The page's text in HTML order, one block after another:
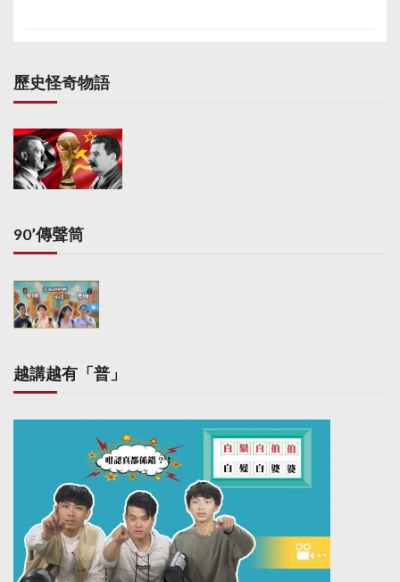
歷史怪奇物語
90’傳聲筒
越講越有「普」